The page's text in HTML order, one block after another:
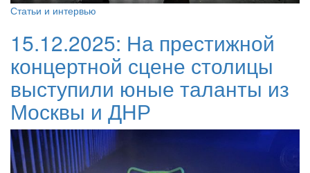
Статьи и интервью
15.12.2025: На престижной
концертной сцене столицы
выступили юные таланты из
Москвы и ДНР